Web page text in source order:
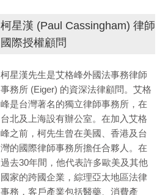
柯星漢 (Paul Cassingham) 律師
國際授權顧問
柯星漢先生是艾格峰外國法事務律師
事務所 (Eiger) 的資深法律顧問。艾格
峰是台灣著名的獨立律師事務所，在
台北及上海設有辦公室。在加入艾格
峰之前，柯先生曾在美國、香港及台
灣的國際律師事務所擔任合夥人。在
過去30年間，他代表許多歐美及其他
國家的跨國企業，綜理亞太地區法律
事務，客戶產業包括醫藥、消費產